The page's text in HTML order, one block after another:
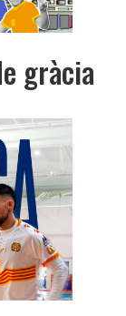
gràcia